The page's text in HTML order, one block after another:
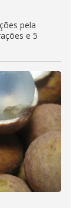
pela
e 5